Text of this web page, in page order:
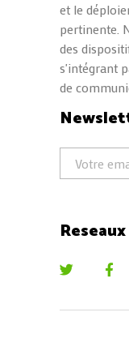
et le
pertinente.
des
s'intégrant
de